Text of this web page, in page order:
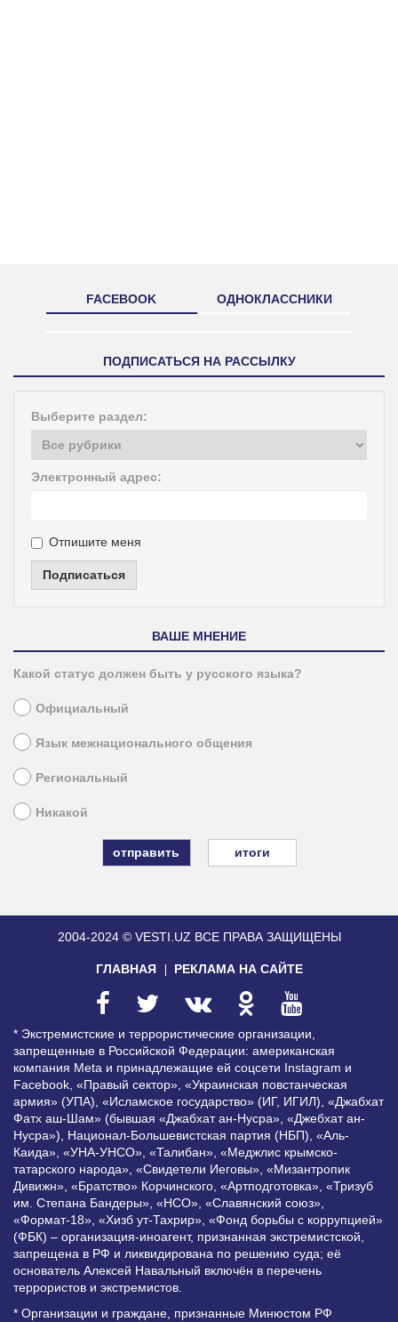
FACEBOOK ОДНОКЛАССНИКИ
ПОДПИСАТЬСЯ НА РАССЫЛКУ
Выберите раздел:
Электронный адрес:
Отпишите меня
Подписаться
ВАШЕ МНЕНИЕ
Какой статус должен быть у русского языка?
Официальный
Язык межнационального общения
Региональный
Никакой
итоги
2004-2024 © VESTI.UZ ВСЕ ПРАВА ЗАЩИЩЕНЫ
ГЛАВНАЯ РЕКЛАМА НА САЙТЕ
* Экстремистские и террористические организации,
запрещенные в Российской Федерации: американская
компания Meta и принадлежащие ей соцсети Instagram и
Facebook, «Правый сектор», «Украинская повстанческая
армия» (УПА), «Исламское государство» (ИГ, ИГИЛ), «Джабхат
Фатх аш-Шам» (бывшая «Джабхат ан-Нусра», «Джебхат ан-
Нусра»), Национал-Большевистская партия (НБП), «Аль-
Каида», «УНА-УНСО», «Талибан», «Меджлис крымско-
татарского народа», «Свидетели Иеговы», «Мизантропик
Дивижн», «Братство» Корчинского, «Артподготовка», «Тризуб
им. Степана Бандеры», «НСО», «Славянский союз»,
«Формат-18», «Хизб ут-Тахрир», «Фонд борьбы с коррупцией»
(ФБК) – организация-иноагент, признанная экстремистской,
запрещена в РФ и ликвидирована по решению суда; её
основатель Алексей Навальный включён в перечень
террористов и экстремистов.
* Организации и граждане, признанные Минюстом РФ